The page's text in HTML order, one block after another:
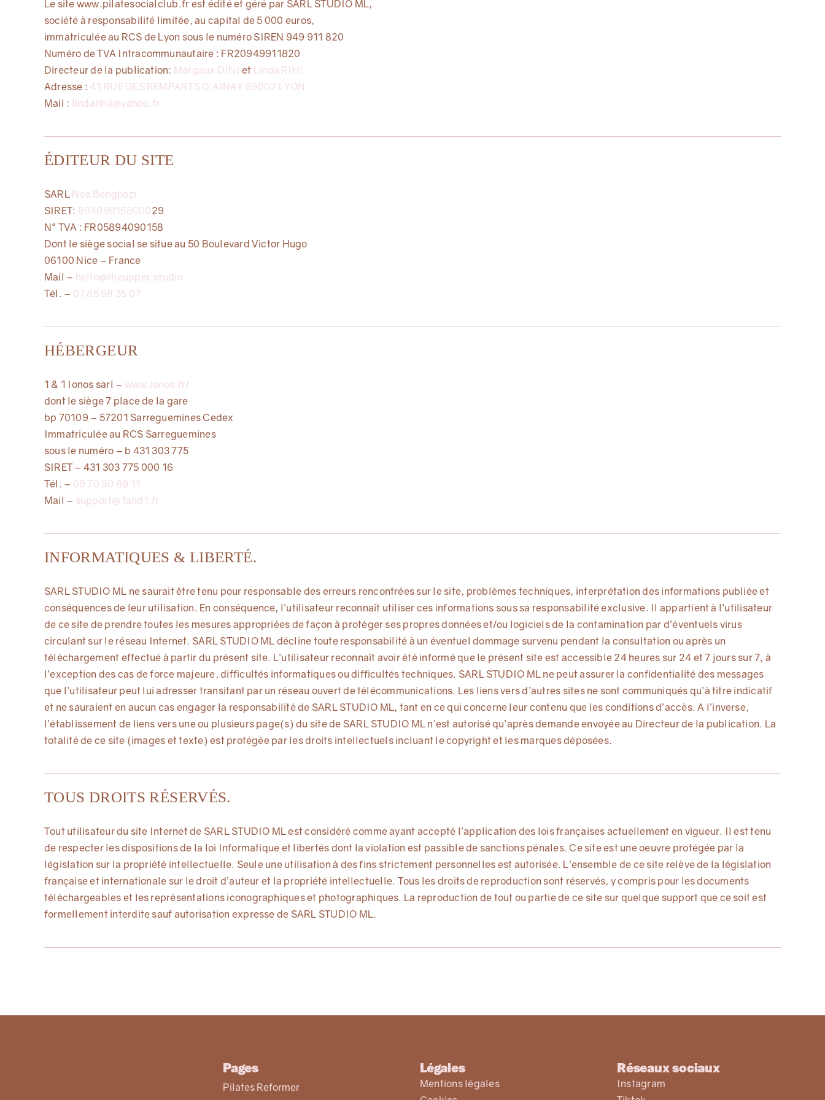
Le site www.pilatesocialclub.fr est édité et géré par SARL STUDIO ML,
société à responsabilité limitée, au capital de 5 000 euros,
immatriculée au RCS de Lyon sous le numéro SIREN 949 911 820
Numéro de TVA Intracommunautaire : FR20949911820
Directeur de la publication: Margaux DINI et Linda RIHI
Adresse : 41 RUE DES REMPARTS D’AINAY 69002 LYON
Mail : lindarihii@yahoo.fr
ÉDITEUR DU SITE
SARL Noa Benghozi
SIRET: 89409015800029
N° TVA : FR05894090158
Dont le siège social se situe au 50 Boulevard Victor Hugo
06100 Nice – France
Mail – hello@theupper.studio
Tél. – 07 85 98 35 07
HÉBERGEUR
1 & 1 Ionos sarl – www.ionos.fr/
dont le siège 7 place de la gare
bp 70109 – 57201 Sarreguemines Cedex
Immatriculée au RCS Sarreguemines
sous le numéro – b 431 303 775
SIRET – 431 303 775 000 16
Tél. – 09 70 80 89 11
Mail – support@1and1.fr
INFORMATIQUES & LIBERTÉ.
SARL STUDIO ML ne saurait être tenu pour responsable des erreurs rencontrées sur le site, problèmes techniques, interprétation des informations publiée et
conséquences de leur utilisation. En conséquence, l’utilisateur reconnaît utiliser ces informations sous sa responsabilité exclusive. Il appartient à l’utilisateur
de ce site de prendre toutes les mesures appropriées de façon à protéger ses propres données et/ou logiciels de la contamination par d’éventuels virus
circulant sur le réseau Internet. SARL STUDIO ML décline toute responsabilité à un éventuel dommage survenu pendant la consultation ou après un
téléchargement effectué à partir du présent site. L’utilisateur reconnaît avoir été informé que le présent site est accessible 24 heures sur 24 et 7 jours sur 7, à
l’exception des cas de force majeure, difficultés informatiques ou difficultés techniques. SARL STUDIO ML ne peut assurer la confidentialité des messages
que l’utilisateur peut lui adresser transitant par un réseau ouvert de télécommunications. Les liens vers d’autres sites ne sont communiqués qu’à titre indicatif
et ne sauraient en aucun cas engager la responsabilité de SARL STUDIO ML, tant en ce qui concerne leur contenu que les conditions d’accès. A l’inverse,
l’établissement de liens vers une ou plusieurs page(s) du site de SARL STUDIO ML n’est autorisé qu’après demande envoyée au Directeur de la publication. La
totalité de ce site (images et texte) est protégée par les droits intellectuels incluant le copyright et les marques déposées.
TOUS DROITS RÉSERVÉS.
Tout utilisateur du site Internet de SARL STUDIO ML est considéré comme ayant accepté l’application des lois françaises actuellement en vigueur. Il est tenu
de respecter les dispositions de la loi Informatique et libertés dont la violation est passible de sanctions pénales. Ce site est une oeuvre protégée par la
législation sur la propriété intellectuelle. Seule une utilisation à des fins strictement personnelles est autorisée. L’ensemble de ce site relève de la législation
française et internationale sur le droit d’auteur et la propriété intellectuelle. Tous les droits de reproduction sont réservés, y compris pour les documents
téléchargeables et les représentations iconographiques et photographiques. La reproduction de tout ou partie de ce site sur quelque support que ce soit est
formellement interdite sauf autorisation expresse de SARL STUDIO ML.
Pages
Pilates Reformer
Légales
Mentions légales
Réseaux sociaux
Instagram